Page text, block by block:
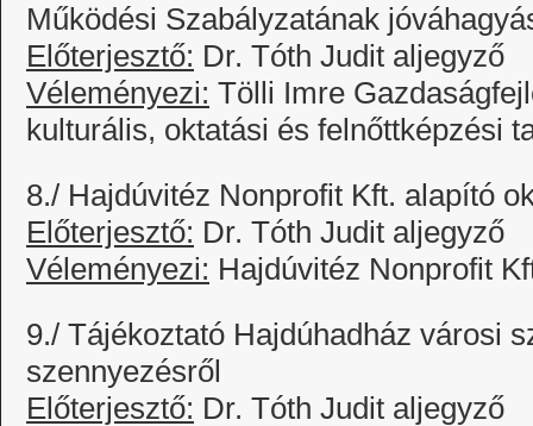
Működési Szabályzatának
Előterjesztő: Dr. Tóth Judit aljegyző
Véleményezi: Tölli Imre
kulturális, oktatási és felnőttképzési
8./ Hajdúvitéz Nonprofit Kft. alapító
Előterjesztő: Dr. Tóth Judit aljegyző
Véleményezi: Hajdúvitéz Nonprofit
9./ Tájékoztató Hajdúhadház városi
szennyezésről
Előterjesztő: Dr. Tóth Judit aljegyző